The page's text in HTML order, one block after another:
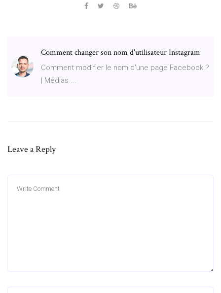
Comment changer son nom d'utilisateur Instagram
Comment modifier le nom d'une page Facebook ?
| Médias ...
Leave a Reply